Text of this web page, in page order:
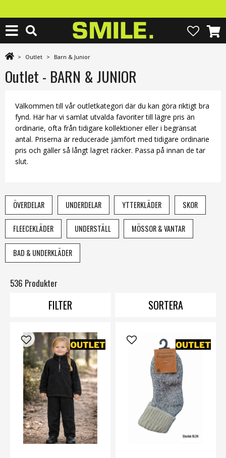
> Outlet > Barn & Junior
Outlet - BARN & JUNIOR
Välkommen till vår outletkategori där du kan göra riktigt bra
fynd. Här har vi samlat utvalda favoriter till lägre pris än
ordinarie, ofta från tidigare kollektioner eller i begränsat
antal. Priserna är reducerade jämfört med tidigare ordinarie
pris och gäller så långt lagret räcker. Passa på innan de tar
slut.
ÖVERDELAR UNDERDELAR YTTERKLÄDER SKOR
FLEECEKLÄDER UNDERSTÄLL MÖSSOR & VANTAR
BAD & UNDERKLÄDER
536 Produkter
FILTER SORTERA